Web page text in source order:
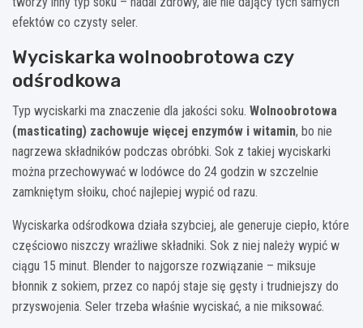
efektów co czysty seler.
Wyciskarka wolnoobrotowa czy
odśrodkowa
Typ wyciskarki ma znaczenie dla jakości soku. Wolnoobrotowa
(masticating) zachowuje więcej enzymów i witamin, bo nie
nagrzewa składników podczas obróbki. Sok z takiej wyciskarki
można przechowywać w lodówce do 24 godzin w szczelnie
zamkniętym słoiku, choć najlepiej wypić od razu.
Wyciskarka odśrodkowa działa szybciej, ale generuje ciepło, które
częściowo niszczy wrażliwe składniki. Sok z niej należy wypić w
ciągu 15 minut. Blender to najgorsze rozwiązanie – miksuje
błonnik z sokiem, przez co napój staje się gęsty i trudniejszy do
przyswojenia. Seler trzeba właśnie wyciskać, a nie miksować.